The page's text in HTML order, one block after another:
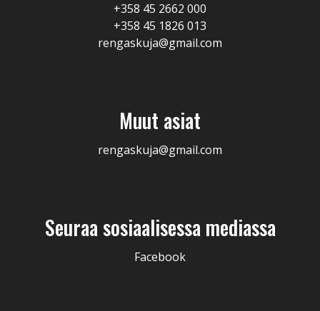
+358 45 2662 000
+358 45 1826 013
rengaskuja@gmail.com
Muut asiat
rengaskuja@gmail.com
Seuraa sosiaalisessa mediassa
Facebook